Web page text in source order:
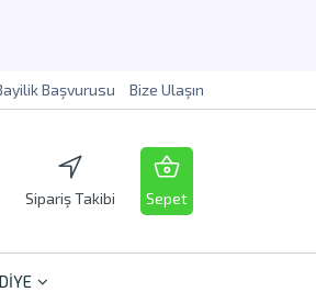
Başvurusu Bize Ulaşın
Sipariş Takibi Sepet